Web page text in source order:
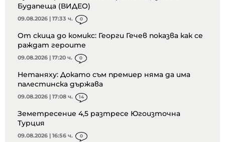
Будапеща (ВИДЕО)
09.08.2026 | 17:33 ч. 0
От скица до комикс: Георги Гечев показва как се
раждат героите
09.08.2026 | 17:20 ч. 0
Нетаняху: Докато съм премиер няма да има
палестинска държава
09.08.2026 | 17:08 ч. 14
Земетресение 4,5 разтресе Югоизточна
Турция
09.08.2026 | 16:56 ч. 0